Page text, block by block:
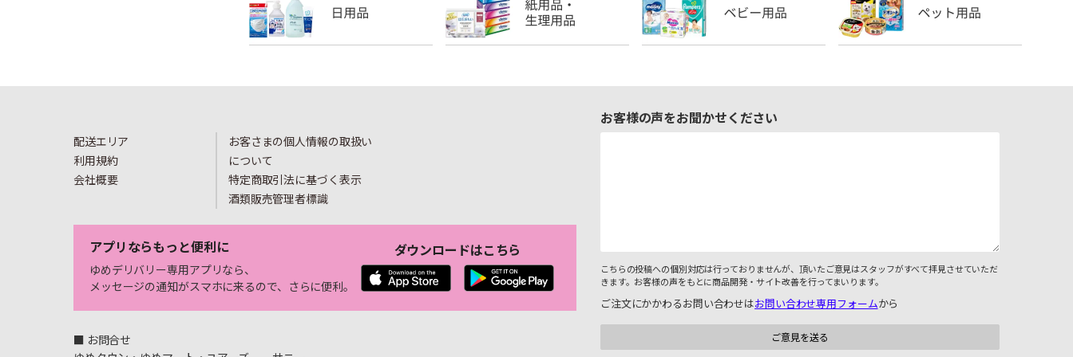
配送エリア
利用規約
会社概要
お客さまの個人情報の取扱い
について
特定商取引法に基づく表示
酒類販売管理者標識
アプリならもっと便利に
ゆめデリバリー専用アプリなら、
メッセージの通知がスマホに来るので、さらに便利。
ダウンロードはこちら
■ お問合せ
お客様の声をお聞かせください
こちらの投稿への個別対応は行っておりませんが、頂いたご意見はスタッフがすべて拝見させていただ
きます。お客様の声をもとに商品開発・サイト改善を行ってまいります。
ご注文にかかわるお問い合わせはお問い合わせ専用フォームから